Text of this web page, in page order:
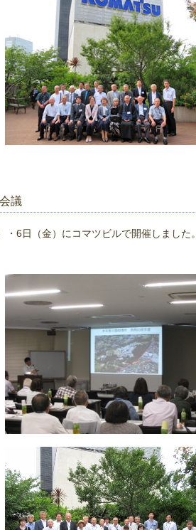
議
6日（金）にコマツビルで開催しました。